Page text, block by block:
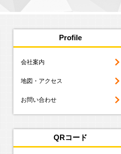
Profile
会社案内
地図・アクセス
お問い合わせ
QRコード